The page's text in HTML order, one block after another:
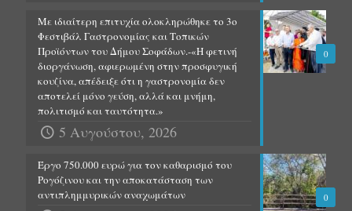
0
Με ιδιαίτερη επιτυχία ολοκληρώθηκε το 3ο
Φεστιβάλ Γαστρονομίας και Τοπικών
Προϊόντων του Δήμου Σοφάδων.-«Η φετινή
διοργάνωση, αφιερωμένη στην προσφυγική
κουζίνα, απέδειξε ότι η γαστρονομία δεν
αποτελεί μόνο γεύση, αλλά και μνήμη,
πολιτισμό και ταυτότητα.»
5 Αυγούστου, 2026
0
Έργο 750.000 ευρώ για τον καθαρισμό του
Ρογόζινου και την αποκατάσταση των
αντιπλημμυρικών αναχωμάτων